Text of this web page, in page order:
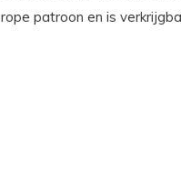
rope patroon en is